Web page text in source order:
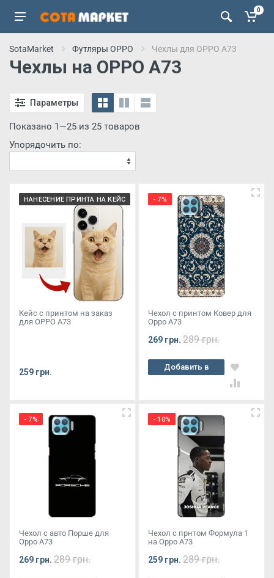
0
SotaMarket Футляры OPPO Чехлы для OPPO A73
Чехлы на OPPO A73
Параметры
Показано 1—25 из 25 товаров
Упорядочить по:
НАНЕСЕНИЕ ПРИНТА НА КЕЙС
Кейс с принтом на заказ
для OPPO A73
259 грн.
- 7%
Чехол с принтом Ковер для
Oppo A73
269 грн. 289 грн.
Добавить в
корзину
- 7%
Чехол с авто Порше для
Oppo A73
269 грн. 289 грн.
- 10%
Чехол с прнтом Формула 1
на Oppo A73
259 грн. 289 грн.